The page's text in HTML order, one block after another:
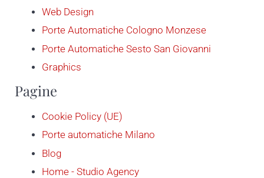
Web Design
Porte Automatiche Cologno Monzese
Porte Automatiche Sesto San Giovanni
Graphics
Pagine
Cookie Policy (UE)
Porte automatiche Milano
Blog
Home - Studio Agency